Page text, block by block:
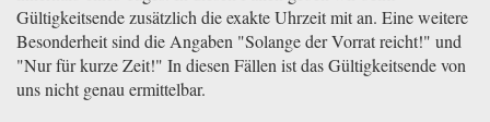
Gültigkeitsende zusätzlich die exakte Uhrzeit mit an. Eine weitere
Besonderheit sind die Angaben "Solange der Vorrat reicht!" und
"Nur für kurze Zeit!" In diesen Fällen ist das Gültigkeitsende von
uns nicht genau ermittelbar.